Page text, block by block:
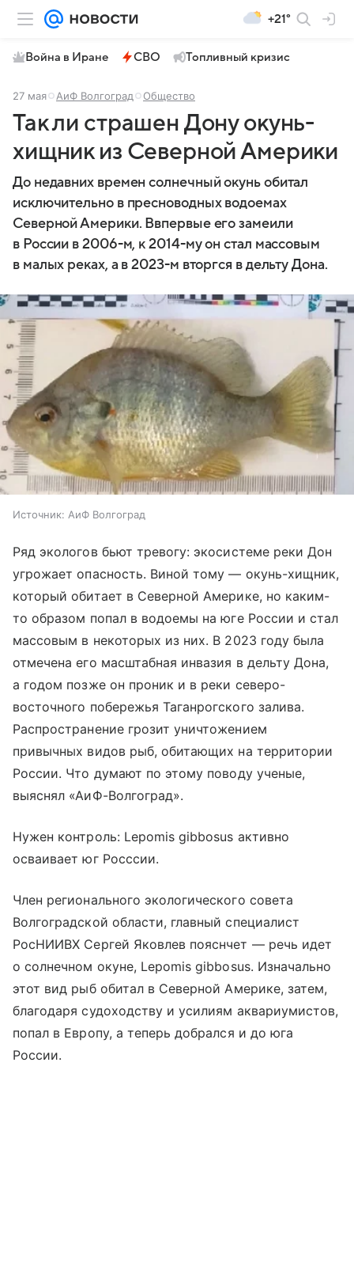
+21°
Война в Иране СВО Топливный кризис
27 мая АиФ Волгоград Общество
Так ли страшен Дону окунь-
хищник из Северной Америки
До недавних времен солнечный окунь обитал
исключительно в пресноводных водоемах
Северной Америки. Ввпервые его замеили
в России в 2006-м, к 2014-му он стал массовым
в малых реках, а в 2023-м вторгся в дельту Дона.
Источник: АиФ Волгоград
Ряд экологов бьют тревогу: экосистеме реки Дон
угрожает опасность. Виной тому — окунь-хищник,
который обитает в Северной Америке, но каким-
то образом попал в водоемы на юге России и стал
массовым в некоторых из них. В 2023 году была
отмечена его масштабная инвазия в дельту Дона,
а годом позже он проник и в реки северо-
восточного побережья Таганрогского залива.
Распространение грозит уничтожением
привычных видов рыб, обитающих на территории
России. Что думают по этому поводу ученые,
выяснял «АиФ-Волгоград».
Нужен контроль: Lepomis gibbosus активно
осваивает юг Росссии.
Член регионального экологического совета
Волгоградской области, главный специалист
РосНИИВХ Сергей Яковлев пояснчет — речь идет
о солнечном окуне, Lepomis gibbosus. Изначально
этот вид рыб обитал в Северной Америке, затем,
благодаря судоходству и усилиям аквариумистов,
попал в Европу, а теперь добрался и до юга
России.